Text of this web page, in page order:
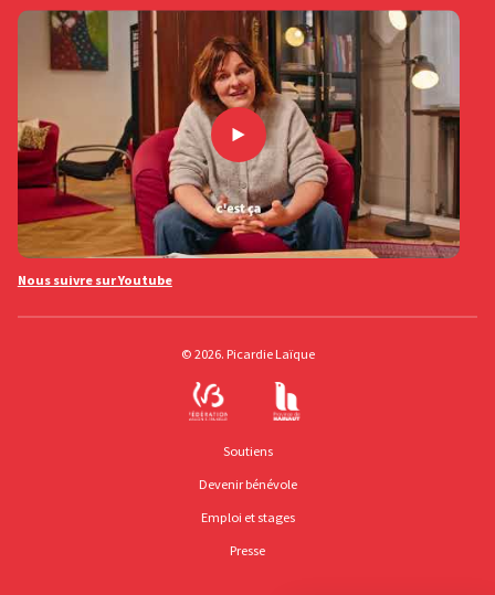
Nous suivre sur Youtube
© 2026. Picardie Laïque
Soutiens
Devenir bénévole
Emploi et stages
Presse